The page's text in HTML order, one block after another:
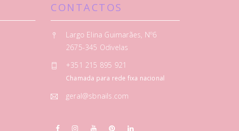
CONTACTOS
Largo Elina Guimarães, Nº6
2675-345 Odivelas
+351 215 895 921
Chamada para rede fixa nacional
geral@sbnails.com